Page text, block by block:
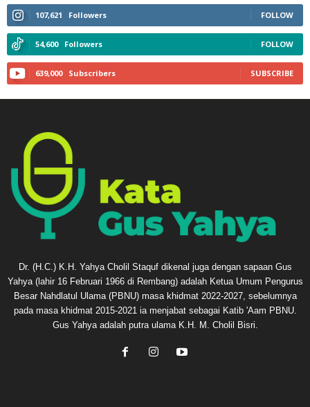
107,621 Followers FOLLOW
54,600 Followers FOLLOW
639,000 Subscribers SUBSCRIBE
Dr. (H.C.) K.H. Yahya Cholil Staquf dikenal juga dengan sapaan Gus
Yahya (lahir 16 Februari 1966 di Rembang) adalah Ketua Umum Pengurus
Besar Nahdlatul Ulama (PBNU) masa khidmat 2022-2027, sebelumnya
pada masa khidmat 2015-2021 ia menjabat sebagai Katib 'Aam PBNU.
Gus Yahya adalah putra ulama K.H. M. Cholil Bisri.